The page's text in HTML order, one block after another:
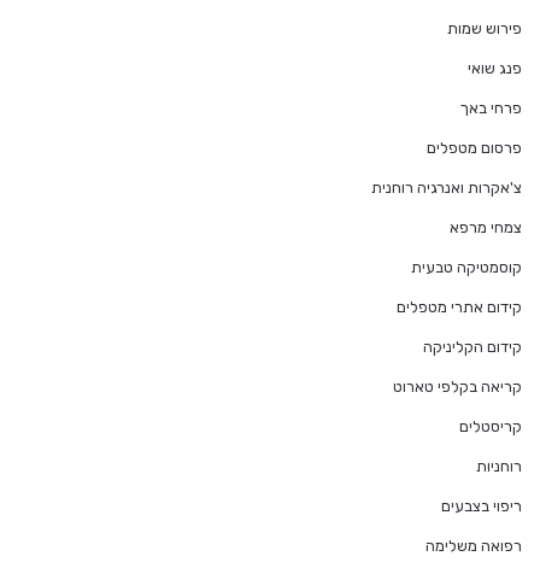
פירוש שמות
פנג שואי
פרחי באך
פרסום מטפלים
צ'אקרות ואנרגיה רוחנית
צמחי מרפא
קוסמטיקה טבעית
קידום אתרי מטפלים
קידום הקליניקה
קריאה בקלפי טארוט
קריסטלים
רוחניות
ריפוי בצבעים
רפואה משלימה